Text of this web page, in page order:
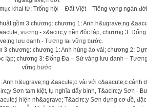
khai từ: Trống hội – Đất Việt – Tiếng vọng ngàn đời.
3 chương: chương 1: Anh hùng áo vải; chương 2:
lập; chương 3: Đống Đa – Sử vàng lưu danh –
vững bước.